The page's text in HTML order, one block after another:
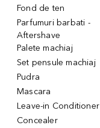
Fond de ten
Parfumuri barbati -
Aftershave
Palete machiaj
Set pensule machiaj
Pudra
Mascara
Leave-in Conditioner
Concealer